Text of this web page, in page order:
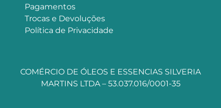
Pagamentos
Trocas e Devoluções
Política de Privacidade
COMÉRCIO DE ÓLEOS E ESSENCIAS SILVERIA
MARTINS LTDA – 53.037.016/0001-35